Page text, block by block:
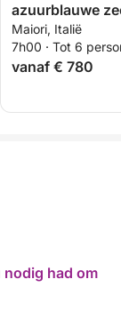
azuurblauwe
Maiori, Italië
7h00 · Tot 6
vanaf € 780
nodig had om